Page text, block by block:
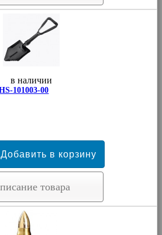
в наличии
101003-00
товара